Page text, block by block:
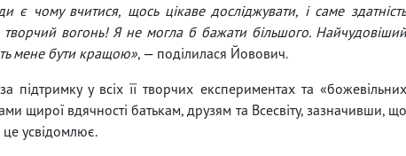
чому вчитися, щось цікаве досліджувати, і саме здатність
творчий вогонь! Я не могла б бажати більшого. Найчудовіший
мене бути кращою», — поділилася Йовович.
у всіх її творчих експериментах та «божевільних
щирої вдячності батькам, друзям та Всесвіту, зазначивши, що
усвідомлює.